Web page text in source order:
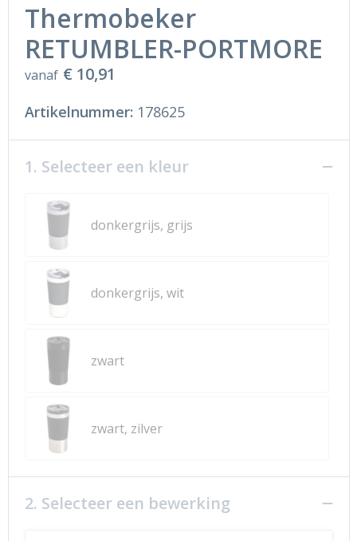
Thermobeker
RETUMBLER-PORTMORE
vanaf € 10,91
Artikelnummer: 178625
1. Selecteer een kleur
donkergrijs, grijs
donkergrijs, wit
zwart
zwart, zilver
2. Selecteer een bewerking